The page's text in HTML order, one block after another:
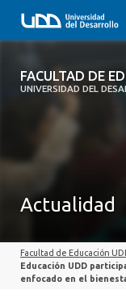
FACULTAD DE
UNIVERSIDAD DEL
FACULTAD DE
POSTGRADO Y
Actualidad
Facultad de Educación
Educación UDD
enfocado en el